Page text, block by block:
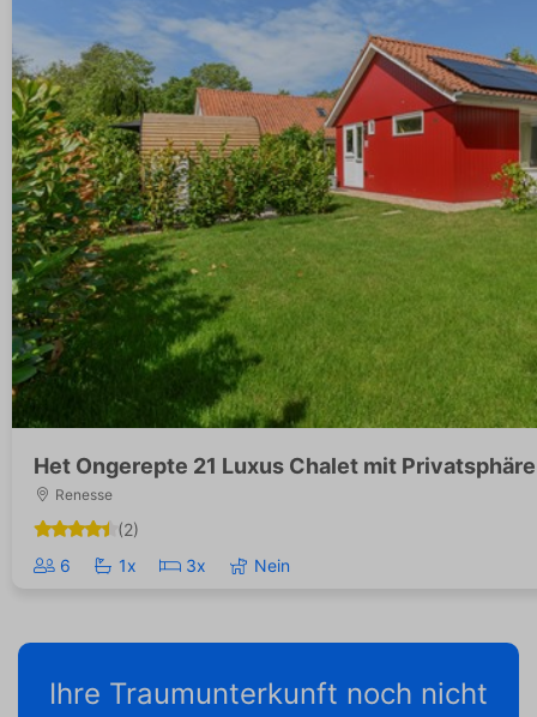
Het Ongerepte 21 Luxus Chalet mit
Renesse
(2)
6
1x 3x Nein
Ihre Traumunterkunft noch nicht